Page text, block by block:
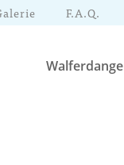
F.A.Q.
Walferdange